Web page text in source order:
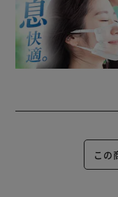
（年末年始・夏期休
この